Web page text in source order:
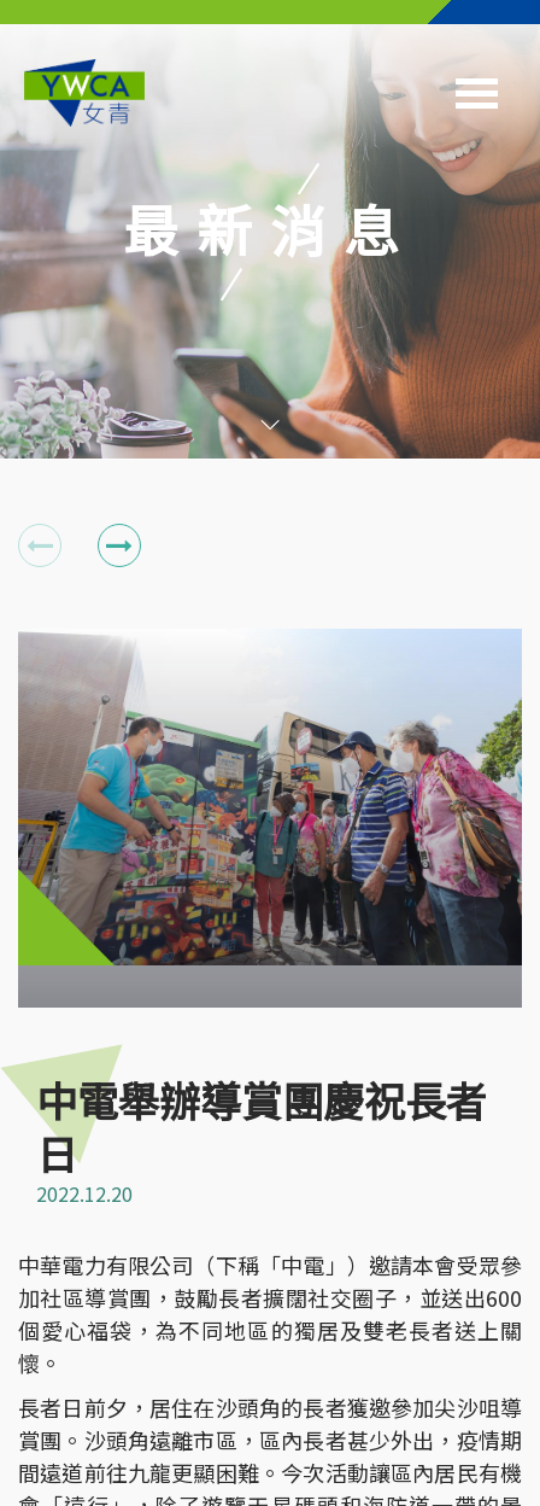
最新消息
中電舉辦導賞團慶祝長者
日
2022.12.20
中華電力有限公司（下稱「中電」）邀請本會受眾參
加社區導賞團，鼓勵長者擴闊社交圈子，並送出600
個愛心福袋，為不同地區的獨居及雙老長者送上關
懷。
長者日前夕，居住在沙頭角的長者獲邀參加尖沙咀導
賞團。沙頭角遠離市區，區內長者甚少外出，疫情期
間遠道前往九龍更顯困難。今次活動讓區內居民有機